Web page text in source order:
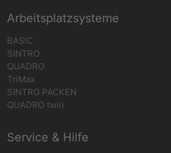
Arbeitsplatzsysteme
BASIC
SINTRO
QUADRO
TriMax
SINTRO PACKEN
QUADRO twin
Service & Hilfe